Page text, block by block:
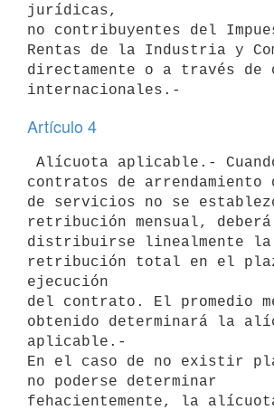
jurídicas,
no contribuyentes del
Rentas de la Industria y
directamente o a través de
Artículo 4
contratos de arrendamiento
de servicios no se
retribución mensual, deberá
distribuirse linealmente la
retribución total en el
ejecución
del contrato. El promedio
obtenido determinará la
aplicable.-
En el caso de no existir
no poderse determinar
fehacientemente, la